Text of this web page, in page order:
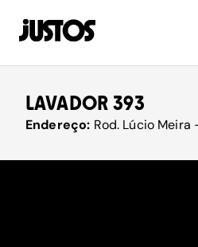
LAVADOR 393
Endereço: Rod. Lúcio Meira